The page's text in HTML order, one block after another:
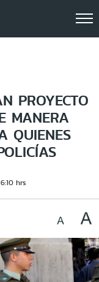
PROYECTO
MANERA
QUIENES
hrs